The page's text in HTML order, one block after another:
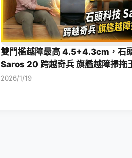
雙門檻越障最高 4.5+4.3cm，石
Saros 20 跨越奇兵 旗艦越障掃拖
2026/1/19